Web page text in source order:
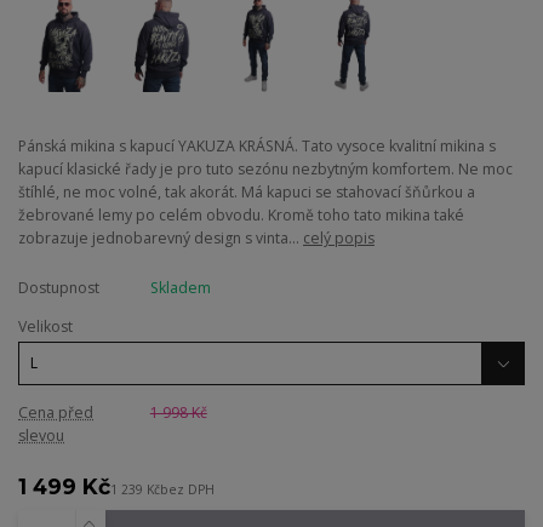
Pánská mikina s kapucí YAKUZA KRÁSNÁ. Tato vysoce kvalitní mikina s
kapucí klasické řady je pro tuto sezónu nezbytným komfortem. Ne moc
štíhlé, ne moc volné, tak akorát. Má kapuci se stahovací šňůrkou a
žebrované lemy po celém obvodu. Kromě toho tato mikina také
zobrazuje jednobarevný design s vinta... celý popis
Dostupnost
Skladem
Velikost
Cena před
slevou
1 998 Kč
1 499 Kč1 239 Kčbez DPH